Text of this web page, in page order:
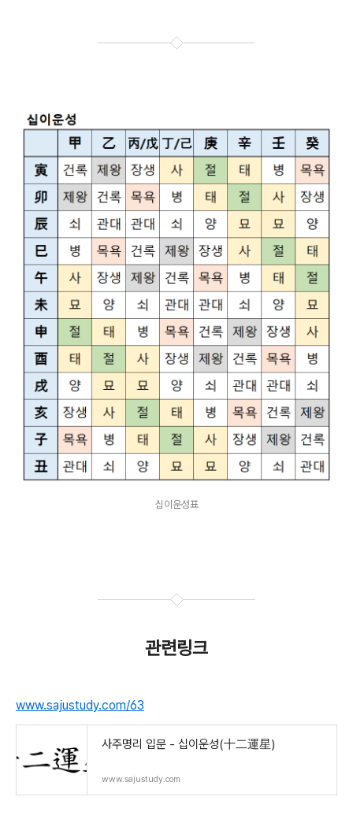
십이운성표
관련링크
www.sajustudy.com/63
사주명리 입문 - 십이운성(十二運星)
www.sajustudy.com